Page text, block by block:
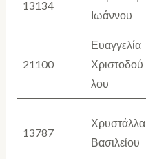
13134
Ιωάννου
21100
Ευαγγελία
Χριστοδού
λου
13787
Χρυστάλλα
Βασιλείου